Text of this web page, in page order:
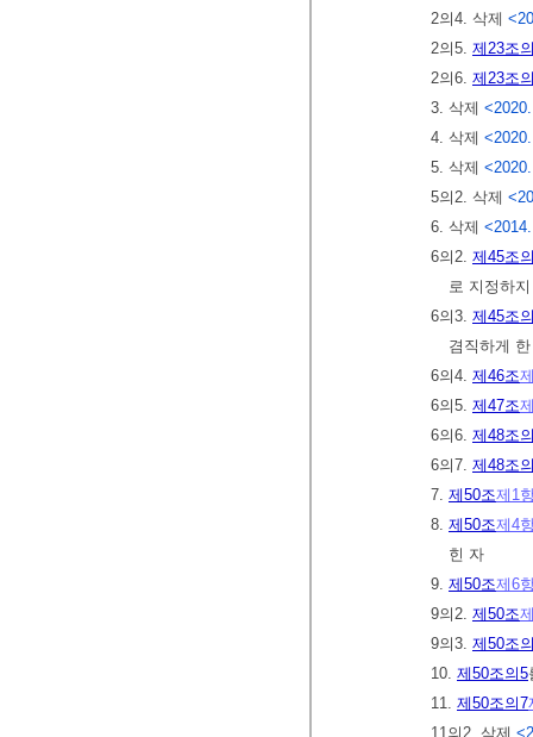
2의4. 삭제
2의5. 제23조
2의6. 제23조
3. 삭제
4. 삭제
5. 삭제
5의2. 삭제
6. 삭제
6의2. 제45조
로 지정하
6의3. 제45조
겸직하게
6의4. 제46조
6의5. 제47조
6의6. 제48조
6의7. 제48조
7. 제50조제1
8. 제50조제4
힌 자
9. 제50조제6
9의2. 제50조
9의3. 제50조
10. 제50조의5
11. 제50조의7
11의2. 삭제